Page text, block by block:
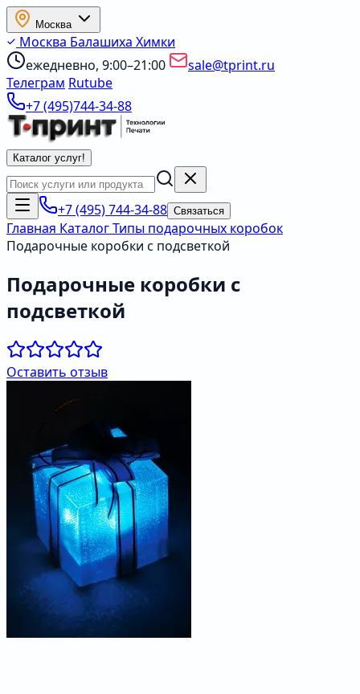
Москва
Москва Балашиха Химки
ежедневно, 9:00–21:00
sale@tprint.ru
Телеграм Rutube
+7 (495)744-34-88
Каталог услуг!
+7 (495) 744-34-88 Связаться
Главная КаталогТипы подарочных коробок
Подарочные коробки с подсветкой
Подарочные коробки с
подсветкой
Оставить отзыв